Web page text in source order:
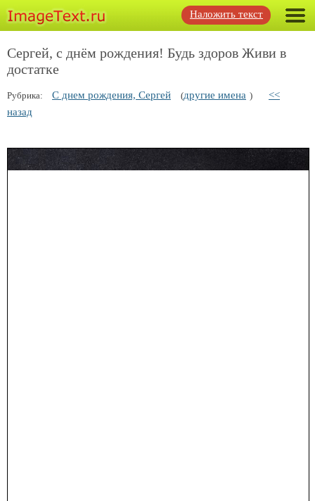
Наложить текст
Сергей, с днём рождения! Будь здоров Живи в
достатке
Рубрика: С днем рождения, Сергей (другие имена )
<<
назад